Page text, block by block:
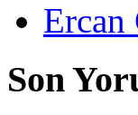
Ercan
Son